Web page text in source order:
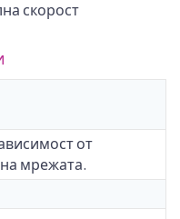
скорост
от
мрежата.